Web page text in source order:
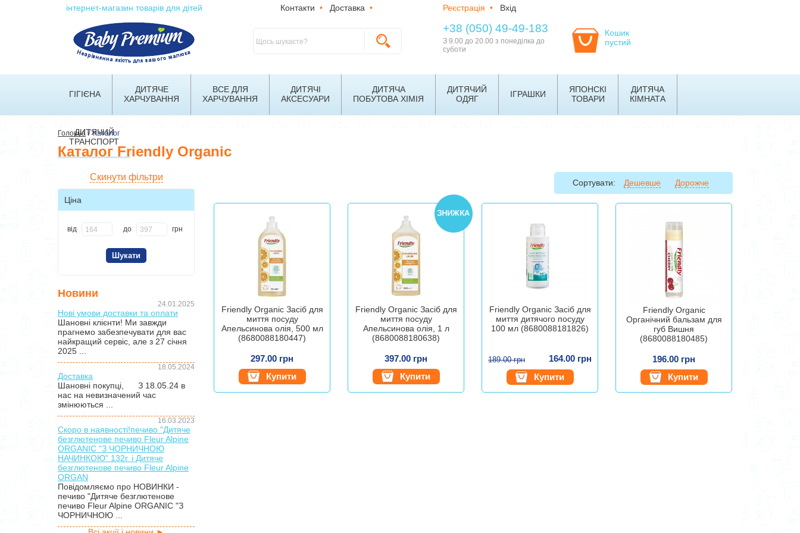
інтернет-магазин товарів для дітей Контакти • Доставка • Реєстрація • Вхід
+38 (050) 49-49-183
З 9.00 до 20.00 з понеділка до
суботи
Кошик
пустий
ГІГІЄНА
ДИТЯЧЕ
ХАРЧУВАННЯ
ВСЕ ДЛЯ
ХАРЧУВАННЯ
ДИТЯЧІ
АКСЕСУАРИ
ДИТЯЧА
ПОБУТОВА ХІМІЯ
ДИТЯЧИЙ
ОДЯГ
ІГРАШКИ
ЯПОНСКІ
ТОВАРИ
ДИТЯЧА
КІМНАТА
ДИТЯЧИЙ
ТРАНСПОРТ
Головна/Каталог
Каталог Friendly Organic
Скинути фільтри
Ціна
від до грн
Новини
24.01.2025
Нові умови доставки та оплати
Шановні клієнти! Ми завжди
прагнемо забезпечувати для вас
найкращий сервіс, але з 27 січня
2025 ...
18.05.2024
Доставка
Шановні покупці, З 18.05.24 в
нас на невизначений час
змінюються ...
16.03.2023
Скоро в наявності!печиво "Дитяче
безглютенове печиво Fleur Alpine
ORGANIC "З ЧОРНИЧНОЮ
НАЧИНКОЮ" 132г. і Дитяче
безглютенове печиво Fleur Alpine
ORGAN
Повідомляємо про НОВИНКИ -
печиво "Дитяче безглютенове
печиво Fleur Alpine ORGANIC "З
ЧОРНИЧНОЮ ...
Сортувати: Дешевше Дорожче
Friendly Organic Засіб для
миття посуду
Апельсинова олія, 500 мл
(8680088180447)
297.00 грн
Купити
Friendly Organic Засіб для
миття посуду
Апельсинова олія, 1 л
(8680088180638)
397.00 грн
Купити
Friendly Organic Засіб для
миття дитячого посуду
100 мл (8680088181826)
189.00 грн
164.00 грн
Купити
Friendly Organic
Органічний бальзам для
губ Вишня
(8680088180485)
196.00 грн
Купити